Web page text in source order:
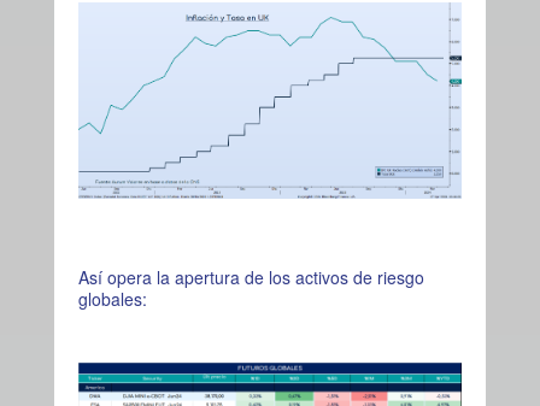
Así opera la apertura de los activos de riesgo
globales: